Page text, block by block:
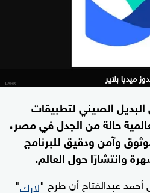
ميديا بلاير
الصيني لتطبيقات
حالة من الجدل في مصر،
وآمن ودقيق للبرنامج
وانتشارًا حول العالم.
أحمد عبدالفتاح أن طرح "لارك"